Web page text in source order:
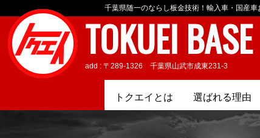
千葉県随一のならし板金技術！輸入車・国産
TOKUEI BASE
add : 〒289-1326 千葉県山武市成東231-3
トクエイとは 選ばれる理由